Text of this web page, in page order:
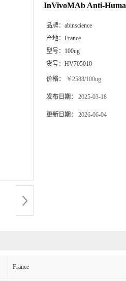
InVivoMAb Anti-
品牌： abinscience
产地： France
型号： 100ug
货号： HV705010
价格： ￥2588/100ug
发布日期： 2025-03-18
更新日期： 2026-06-04
France